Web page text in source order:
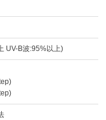
UV-B波:95%以上)